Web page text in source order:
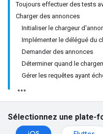
Toujours effectuer des tests
Charger des annonces
Initialiser le chargeur
Implémenter le délégué du
Demander des annonces
Déterminer quand le
Gérer les requêtes ayant
Sélectionnez une plate-